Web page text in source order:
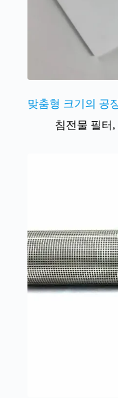
맞춤형 크기의 공
침전물 필터 ,